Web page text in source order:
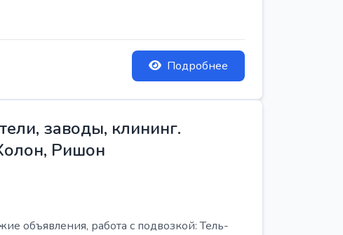
Подробнее
заводы, клининг.
Ришон
объявления, работа с подвозкой: Тель-